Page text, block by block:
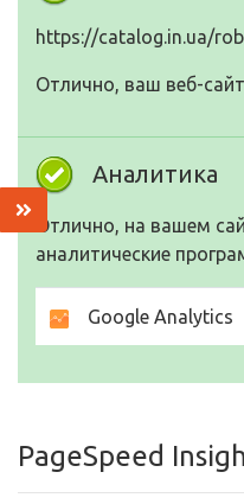
https://catalog.in.ua/
Отлично, ваш веб-
Аналитика
Отлично, на вашем
аналитические
Google Analytics
PageSpeed